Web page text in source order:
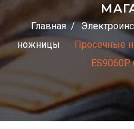
Главная
ножницы
Просечные
ES9060P